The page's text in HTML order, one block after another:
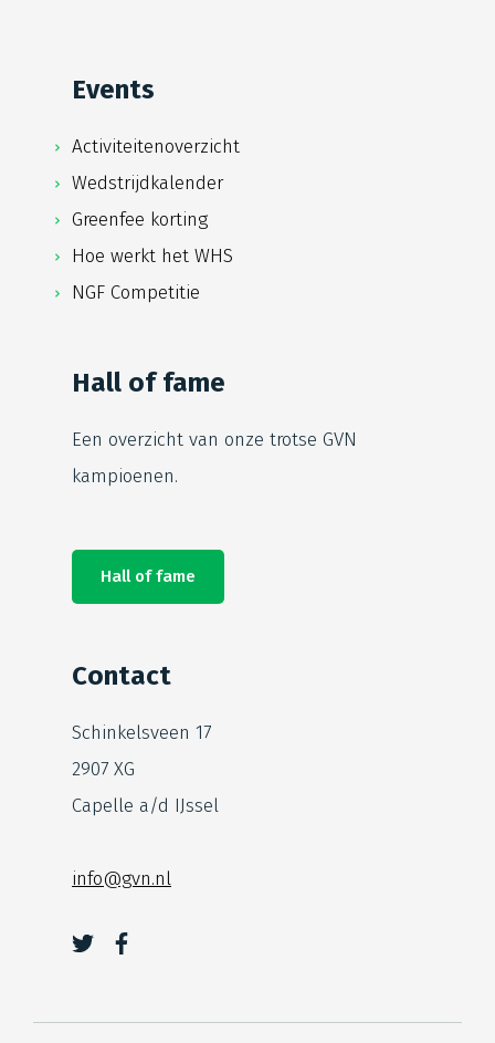
Events
Activiteitenoverzicht
Wedstrijdkalender
Greenfee korting
Hoe werkt het WHS
NGF Competitie
Hall of fame
Een overzicht van onze trotse GVN
kampioenen.
Hall of fame
Contact
Schinkelsveen 17
2907 XG
Capelle a/d IJssel
info@gvn.nl